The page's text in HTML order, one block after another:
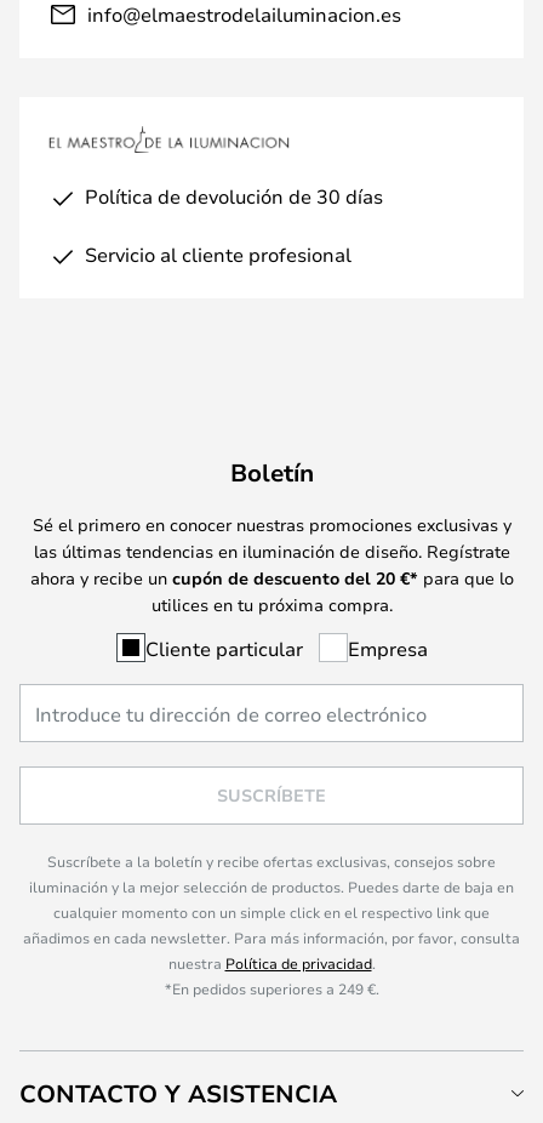
info@elmaestrodelailuminacion.es
Política de devolución de 30 días
Servicio al cliente profesional
Boletín
Sé el primero en conocer nuestras promociones exclusivas y
las últimas tendencias en iluminación de diseño. Regístrate
ahora y recibe un cupón de descuento del 20 €* para que lo
utilices en tu próxima compra.
Cliente particular Empresa
SUSCRÍBETE
Suscríbete a la boletín y recibe ofertas exclusivas, consejos sobre
iluminación y la mejor selección de productos. Puedes darte de baja en
cualquier momento con un simple click en el respectivo link que
añadimos en cada newsletter. Para más información, por favor, consulta
nuestra Política de privacidad.
*En pedidos superiores a 249 €.
CONTACTO Y ASISTENCIA